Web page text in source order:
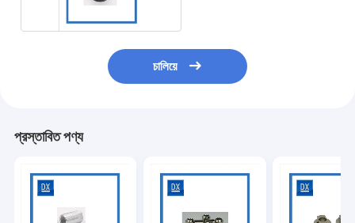
চালিয়ে
প্রস্তাবিত পণ্য